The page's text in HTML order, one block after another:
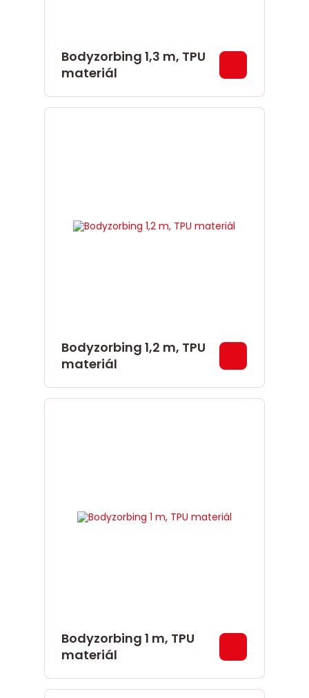
Bodyzorbing 1,3 m, TPU
materiál
Bodyzorbing 1,2 m, TPU
materiál
Bodyzorbing 1 m, TPU
materiál